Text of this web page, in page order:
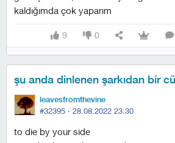
kaldığımda çok yaparım
9 0
şu anda dinlenen şarkıdan bir
leavesfromthevine
#32395 · 28.08.2022 23:30
to die by your side